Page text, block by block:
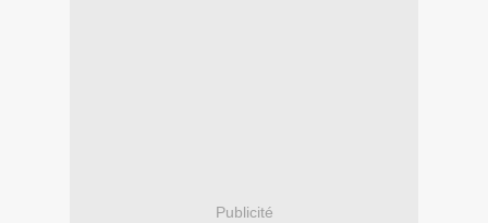
Publicité